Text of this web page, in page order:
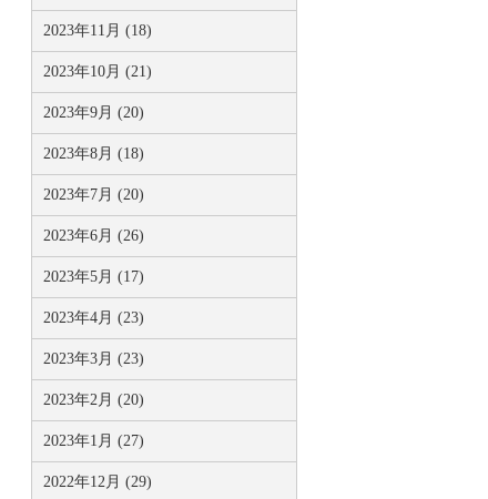
2023年11月 (18)
2023年10月 (21)
2023年9月 (20)
2023年8月 (18)
2023年7月 (20)
2023年6月 (26)
2023年5月 (17)
2023年4月 (23)
2023年3月 (23)
2023年2月 (20)
2023年1月 (27)
2022年12月 (29)